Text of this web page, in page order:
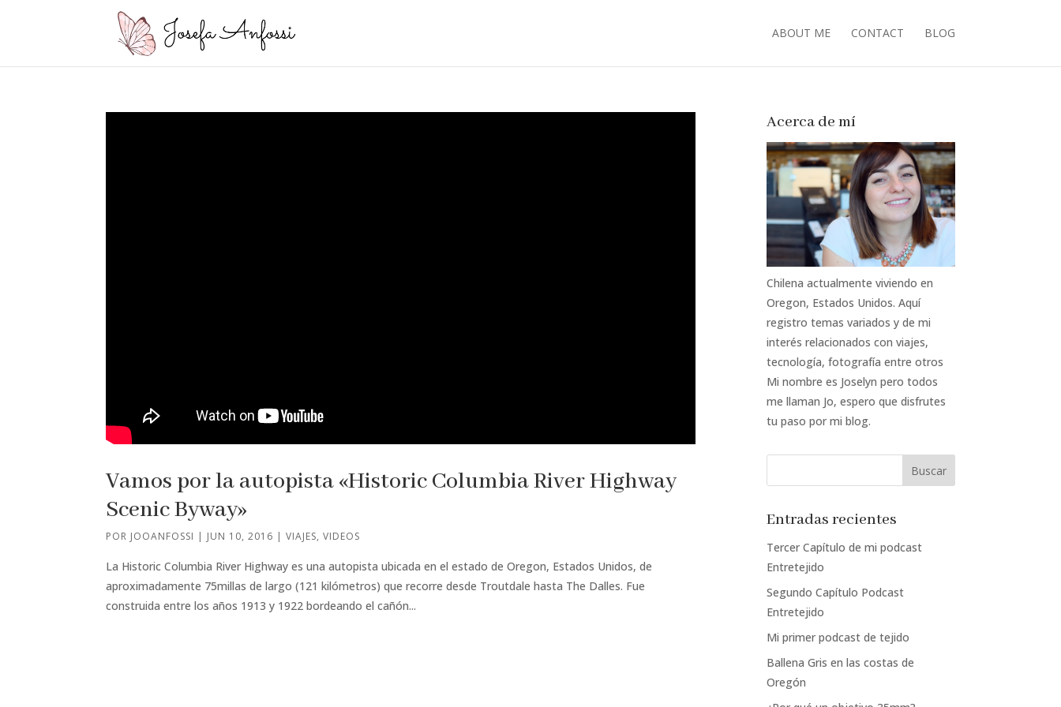
ABOUT ME CONTACT BLOG
Vamos por la autopista «Historic Columbia River Highway
Scenic Byway»
POR JOOANFOSSI | JUN 10, 2016 |VIAJES,VIDEOS
La Historic Columbia River Highway es una autopista ubicada en el estado de Oregon, Estados Unidos, de
aproximadamente 75millas de largo (121 kilómetros) que recorre desde Troutdale hasta The Dalles. Fue
construida entre los años 1913 y 1922 bordeando el cañón...
Acerca de mí
Chilena actualmente viviendo en
Oregon, Estados Unidos. Aquí
registro temas variados y de mi
interés relacionados con viajes,
tecnología, fotografía entre otros
Mi nombre es Joselyn pero todos
me llaman Jo, espero que disfrutes
tu paso por mi blog.
Entradas recientes
Tercer Capítulo de mi podcast
Entretejido
Segundo Capítulo Podcast
Entretejido
Mi primer podcast de tejido
Ballena Gris en las costas de
Oregón